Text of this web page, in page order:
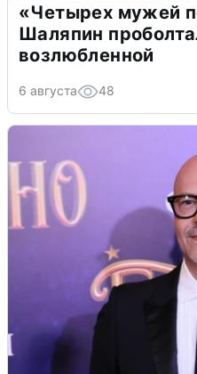
«Четырех мужей
Шаляпин
возлюбленной
6 августа 48